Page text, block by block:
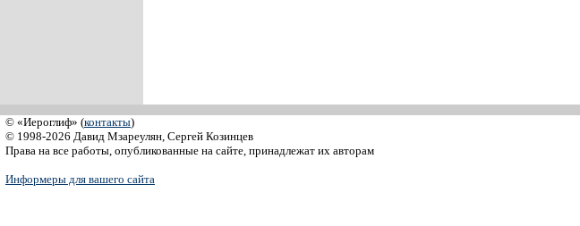
© «Иероглиф» (контакты)
© 1998-2026 Давид Мзареулян, Сергей Козинцев
Права на все работы, опубликованные на сайте, принадлежат их авторам
Информеры для вашего сайта